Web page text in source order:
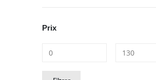
Prix